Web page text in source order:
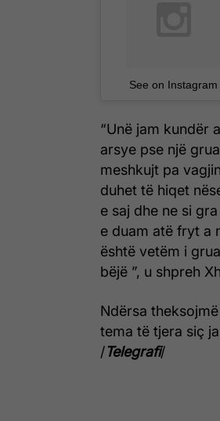
See on Instagram
“Unë jam kundër
arsye pse një
meshkujt pa
duhet të hiqet
e saj dhe ne si
e duam atë fryt a
është vetëm i
bëjë ”, u shpreh
Ndërsa
tema të tjera siç
/Telegrafi/